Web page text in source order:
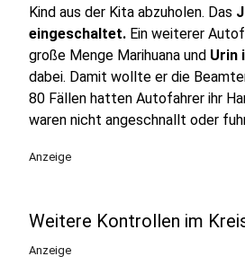
Kind aus der Kita abzuholen. Das
eingeschaltet. Ein weiterer
große Menge Marihuana und Urin
dabei. Damit wollte er die
80 Fällen hatten Autofahrer ihr
waren nicht angeschnallt oder
Anzeige
Weitere Kontrollen im
Anzeige